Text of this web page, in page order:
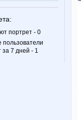
портрет - 0
пользователи
7 дней - 1